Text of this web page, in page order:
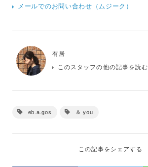
メールでのお問い合わせ（ムジーク）
有居
このスタッフの他の記事を読む
eb.a.gos ＆ you
この記事をシェアする